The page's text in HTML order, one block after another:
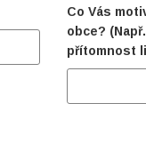
Co Vás
obce?
přítomnost